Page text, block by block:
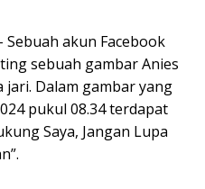
Sebuah akun Facebook
sebuah gambar Anies
jari. Dalam gambar yang
pukul 08.34 terdapat
Saya, Jangan Lupa